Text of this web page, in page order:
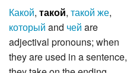
Какой, такой, такой же,
который and чей are
adjectival pronouns; when
they are used in a sentence,